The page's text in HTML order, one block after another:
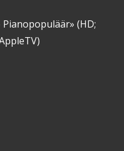
Pianopopuläär» (HD;